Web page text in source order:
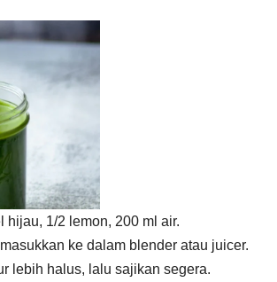
hijau, 1/2 lemon, 200 ml air.
ke dalam blender atau juicer.
lebih halus, lalu sajikan segera.